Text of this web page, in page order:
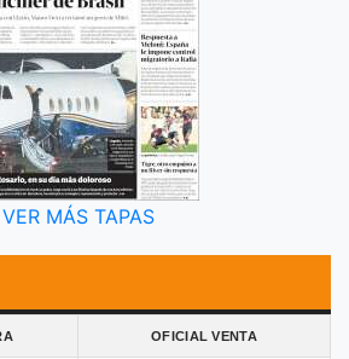
VER MÁS TAPAS
OFICIAL VENTA